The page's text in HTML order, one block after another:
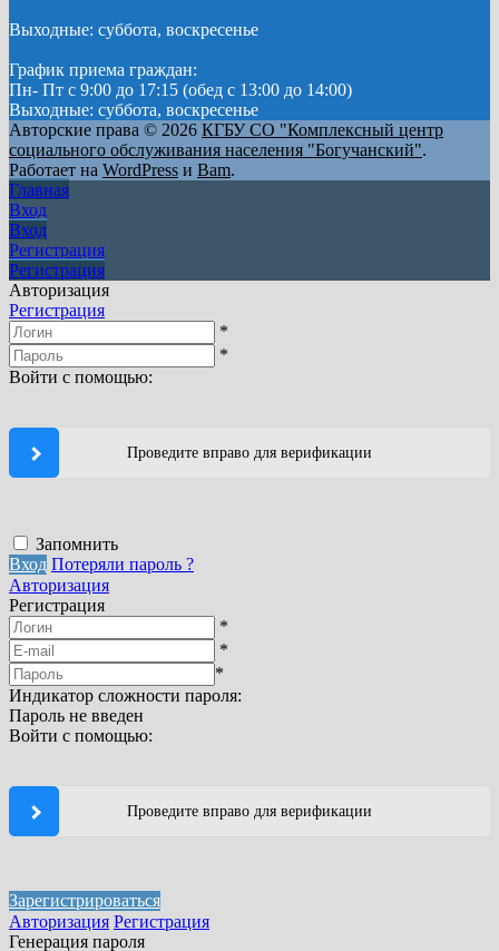
Выходные: суббота, воскресенье
График приема граждан:
Пн- Пт с 9:00 до 17:15 (обед с 13:00 до 14:00)
Выходные: суббота, воскресенье
Авторские права © 2026 КГБУ СО "Комплексный центр
социального обслуживания населения "Богучанский".
Работает на WordPress и Bam.
Главная
Вход
Вход
Регистрация
Регистрация
Авторизация
Регистрация
*
*
Войти с помощью:
Проведите вправо для верификации
Запомнить
Вход Потеряли пароль ?
Авторизация
Регистрация
*
*
*
Индикатор сложности пароля:
Пароль не введен
Войти с помощью:
Проведите вправо для верификации
Зарегистрироваться
Авторизация Регистрация
Генерация пароля